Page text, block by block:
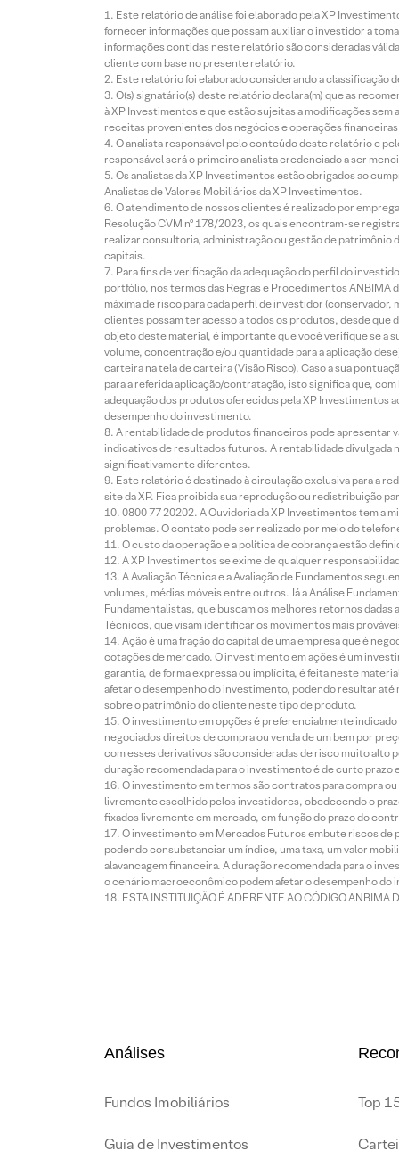
Este relatório de análise foi elaborado pela XP
fornecer informações que possam auxiliar o investidor a
informações contidas neste relatório são consideradas
cliente com base no presente relatório.
Este relatório foi elaborado considerando a classificação
O(s) signatário(s) deste relatório declara(m) que as
à XP Investimentos e que estão sujeitas a modificações
receitas provenientes dos negócios e operações
O analista responsável pelo conteúdo deste relatório e
responsável será o primeiro analista credenciado a ser
Os analistas da XP Investimentos estão obrigados ao
Analistas de Valores Mobiliários da XP Investimentos.
O atendimento de nossos clientes é realizado por
Resolução CVM nº 178/2023, os quais encontram-se
realizar consultoria, administração ou gestão de patrimônio
capitais.
Para fins de verificação da adequação do perfil do
portfólio, nos termos das Regras e Procedimentos
máxima de risco para cada perfil de investidor
clientes possam ter acesso a todos os produtos, desde que
objeto deste material, é importante que você verifique se a
volume, concentração e/ou quantidade para a aplicação
carteira na tela de carteira (Visão Risco). Caso a sua
para a referida aplicação/contratação, isto significa que,
adequação dos produtos oferecidos pela XP Investimentos
desempenho do investimento.
A rentabilidade de produtos financeiros pode apresentar
indicativos de resultados futuros. A rentabilidade divulgada
significativamente diferentes.
Este relatório é destinado à circulação exclusiva para a
site da XP. Fica proibida sua reprodução ou redistribuição
0800 77 20202. A Ouvidoria da XP Investimentos tem a
problemas. O contato pode ser realizado por meio do
O custo da operação e a política de cobrança estão
A XP Investimentos se exime de qualquer
A Avaliação Técnica e a Avaliação de Fundamentos
volumes, médias móveis entre outros. Já a Análise
Fundamentalistas, que buscam os melhores retornos
Técnicos, que visam identificar os movimentos mais
Ação é uma fração do capital de uma empresa que é
cotações de mercado. O investimento em ações é um
garantia, de forma expressa ou implícita, é feita neste
afetar o desempenho do investimento, podendo resultar
sobre o patrimônio do cliente neste tipo de produto.
O investimento em opções é preferencialmente
negociados direitos de compra ou venda de um bem por
com esses derivativos são consideradas de risco muito alto
duração recomendada para o investimento é de curto
O investimento em termos são contratos para compra
livremente escolhido pelos investidores, obedecendo o
fixados livremente em mercado, em função do prazo do
O investimento em Mercados Futuros embute riscos
podendo consubstanciar um índice, uma taxa, um valor
alavancagem financeira. A duração recomendada para o
o cenário macroeconômico podem afetar o desempenho do
ESTA INSTITUIÇÃO É ADERENTE AO CÓDIGO ANBIMA
Análises
Fundos Imobiliários
Guia de Investimentos
Top